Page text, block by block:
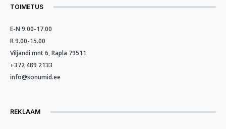
TOIMETUS
E-N 9.00-17.00
R 9.00-15.00
Viljandi mnt 6, Rapla 79511
+372 489 2133
info@sonumid.ee
REKLAAM